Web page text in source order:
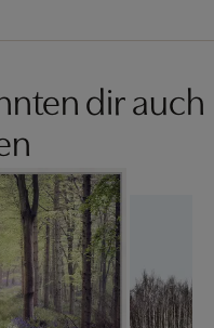
dir auch